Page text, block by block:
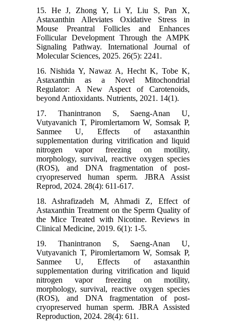
15. He J, Zhong Y, Li Y, Liu S, Pan X,
Astaxanthin Alleviates Oxidative Stress in
Mouse Preantral Follicles and Enhances
Follicular Development Through the AMPK
Signaling Pathway. International Journal of
Molecular Sciences, 2025. 26(5): 2241.
16. Nishida Y, Nawaz A, Hecht K, Tobe K,
Astaxanthin as a Novel Mitochondrial
Regulator: A New Aspect of Carotenoids,
beyond Antioxidants. Nutrients, 2021. 14(1).
17. Thanintranon S, Saeng-Anan U,
Vutyavanich T, Piromlertamorn W, Somsak P,
Sanmee U, Effects of astaxanthin
supplementation during vitrification and liquid
nitrogen vapor freezing on motility,
morphology, survival, reactive oxygen species
(ROS), and DNA fragmentation of post-
cryopreserved human sperm. JBRA Assist
Reprod, 2024. 28(4): 611-617.
18. Ashrafizadeh M, Ahmadi Z, Effect of
Astaxanthin Treatment on the Sperm Quality of
the Mice Treated with Nicotine. Reviews in
Clinical Medicine, 2019. 6(1): 1-5.
19. Thanintranon S, Saeng-Anan U,
Vutyavanich T, Piromlertamorn W, Somsak P,
Sanmee U, Effects of astaxanthin
supplementation during vitrification and liquid
nitrogen vapor freezing on motility,
morphology, survival, reactive oxygen species
(ROS), and DNA fragmentation of post-
cryopreserved human sperm. JBRA Assisted
Reproduction, 2024. 28(4): 611.